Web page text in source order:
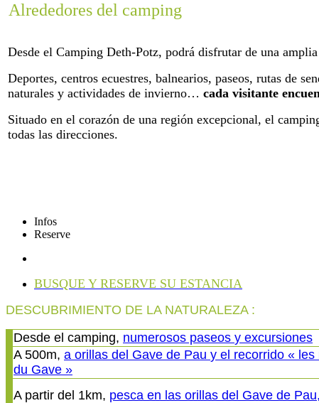
Alrededores del camping
Desde el Camping Deth-Potz, podrá disfrutar de una
Deportes, centros ecuestres, balnearios, paseos, rutas de
naturales y actividades de invierno… cada visitante
Situado en el corazón de una región excepcional, el
todas las direcciones.
Infos
Reserve
BUSQUE Y RESERVE SU ESTANCIA
DESCUBRIMIENTO DE LA NATURALEZA :
Desde el camping, numerosos paseos y excursiones
A 500m, a orillas del Gave de Pau y el recorrido « les
du Gave »
A partir del 1km, pesca en las orillas del Gave de Pau,